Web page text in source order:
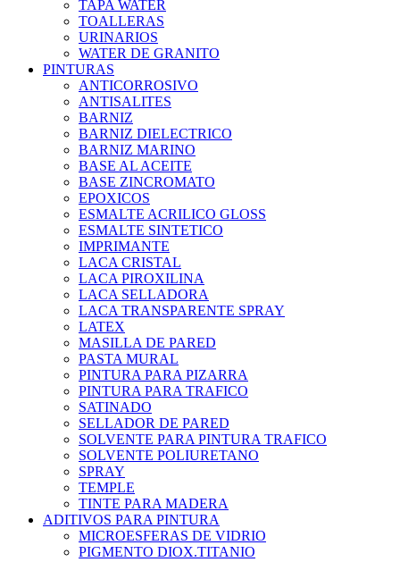
TAPA WATER
TOALLERAS
URINARIOS
WATER DE GRANITO
PINTURAS
ANTICORROSIVO
ANTISALITES
BARNIZ
BARNIZ DIELECTRICO
BARNIZ MARINO
BASE AL ACEITE
BASE ZINCROMATO
EPOXICOS
ESMALTE ACRILICO GLOSS
ESMALTE SINTETICO
IMPRIMANTE
LACA CRISTAL
LACA PIROXILINA
LACA SELLADORA
LACA TRANSPARENTE SPRAY
LATEX
MASILLA DE PARED
PASTA MURAL
PINTURA PARA PIZARRA
PINTURA PARA TRAFICO
SATINADO
SELLADOR DE PARED
SOLVENTE PARA PINTURA TRAFICO
SOLVENTE POLIURETANO
SPRAY
TEMPLE
TINTE PARA MADERA
ADITIVOS PARA PINTURA
MICROESFERAS DE VIDRIO
PIGMENTO DIOX.TITANIO